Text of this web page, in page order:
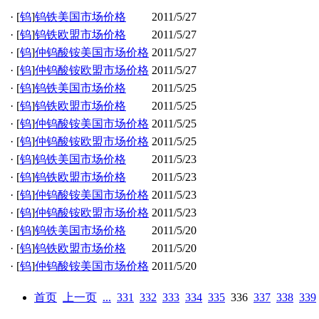
· [钨]钨铁美国市场价格
2011/5/27
· [钨]钨铁欧盟市场价格
2011/5/27
· [钨]仲钨酸铵美国市场价格 2011/5/27
· [钨]仲钨酸铵欧盟市场价格 2011/5/27
· [钨]钨铁美国市场价格
2011/5/25
· [钨]钨铁欧盟市场价格
2011/5/25
· [钨]仲钨酸铵美国市场价格 2011/5/25
· [钨]仲钨酸铵欧盟市场价格 2011/5/25
· [钨]钨铁美国市场价格
2011/5/23
· [钨]钨铁欧盟市场价格
2011/5/23
· [钨]仲钨酸铵美国市场价格 2011/5/23
· [钨]仲钨酸铵欧盟市场价格 2011/5/23
· [钨]钨铁美国市场价格
2011/5/20
· [钨]钨铁欧盟市场价格
2011/5/20
· [钨]仲钨酸铵美国市场价格 2011/5/20
首页 上一页 ... 331 332 333 334 335 336 337 338 339